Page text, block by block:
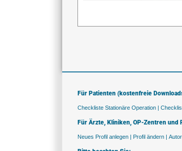
Für Patienten (kostenfreie
Checkliste Stationäre Operation |
Für Ärzte, Kliniken, OP-Zentren und
Neues Profil anlegen | Profil ändern |